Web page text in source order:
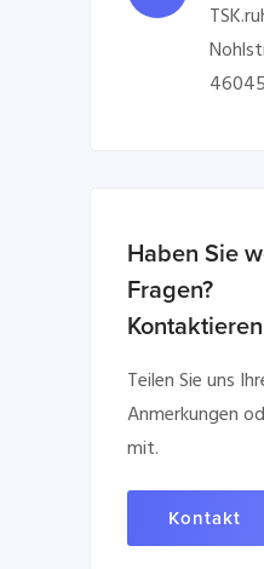
Haben Sie
Fragen?
Teilen Sie uns
Anmerkungen
mit.
Kontakt